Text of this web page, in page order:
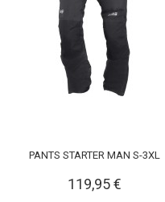
PANTS STARTER MAN S-3XL
119,95 €